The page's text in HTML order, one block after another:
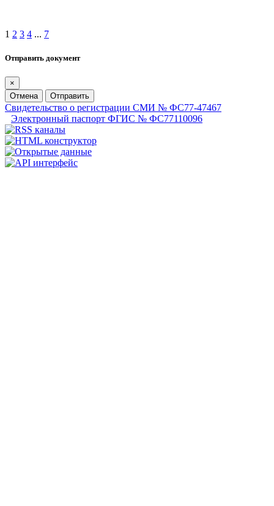
1 2 3 4 ... 7
Отправить документ
×
Отмена
Отправить
Свидетельство о регистрации СМИ № ФС77-47467
Электронный паспорт ФГИС № ФС77110096